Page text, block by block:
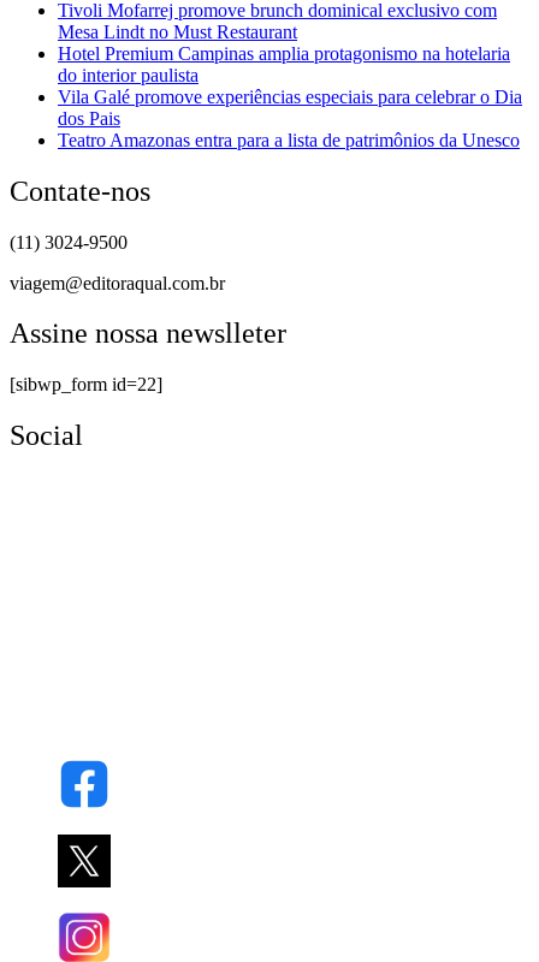
Tivoli Mofarrej promove brunch dominical exclusivo com
Mesa Lindt no Must Restaurant
Hotel Premium Campinas amplia protagonismo na hotelaria
do interior paulista
Vila Galé promove experiências especiais para celebrar o Dia
dos Pais
Teatro Amazonas entra para a lista de patrimônios da Unesco
Contate-nos
(11) 3024-9500
viagem@editoraqual.com.br
Assine nossa newslleter
[sibwp_form id=22]
Social